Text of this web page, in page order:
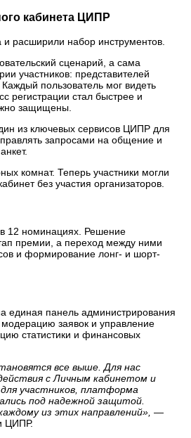
кабинета ЦИПР
расширили набор инструментов.
сценарий, а сама
участников: представителей
пользователь мог видеть
регистрации стал быстрее и
защищены.
из ключевых сервисов ЦИПР для
запросами на общение и
комнат. Теперь участники могли
без участия организаторов.
12 номинациях. Решение
премии, а переход между ними
и формирование лонг- и шорт-
единая панель администрирования
заявок и управление
статистики и финансовых
все выше. Для нас
с Личным кабинетом и
участников, платформа
под надежной защитой.
из этих направлений», —
ЦИПР.